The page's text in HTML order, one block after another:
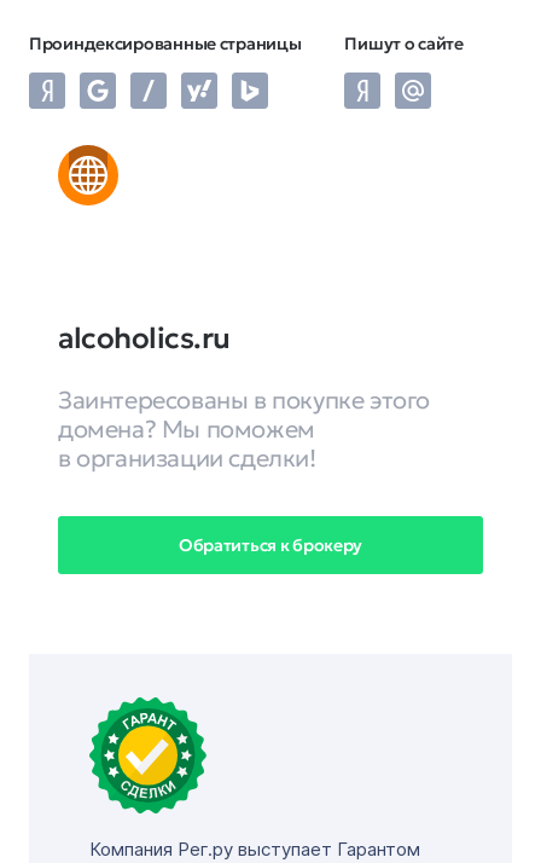
Проиндексированные страницы Пишут о сайте
alcoholics.ru
Заинтересованы в покупке этого
домена? Мы поможем
в организации сделки!
Обратиться к брокеру
Компания Рег.ру выступает Гарантом